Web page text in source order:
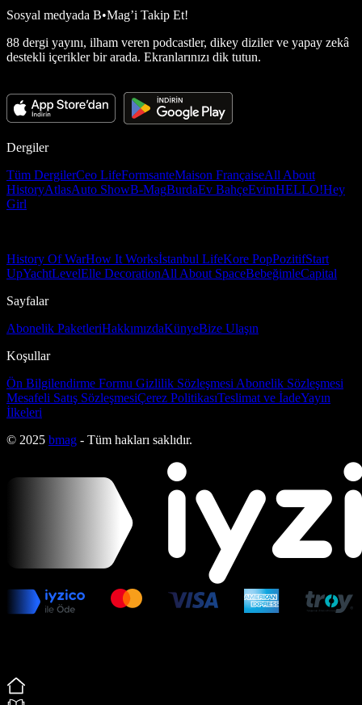
Sosyal medyada B•Mag’i Takip Et!
88 dergi yayını, ilham veren podcastler, dikey diziler ve yapay zekâ
destekli içerikler bir arada. Ekranlarınızı dik tutun.
Dergiler
Tüm DergilerCeo LifeFormsanteMaison FrançaiseAll About
HistoryAtlasAuto ShowB-MagBurdaEv BahçeEvimHELLO!Hey
Girl
History Of WarHow It Worksİstanbul LifeKore PopPozitifStart
UpYachtLevelElle DecorationAll About SpaceBebeğimleCapital
Sayfalar
Abonelik PaketleriHakkımızdaKünyeBize Ulaşın
Koşullar
Ön Bilgilendirme Formu Gizlilik Sözleşmesi Abonelik Sözleşmesi
Mesafeli Satış SözleşmesiÇerez PolitikasıTeslimat ve İadeYayın
İlkeleri
© 2025 bmag - Tüm hakları saklıdır.